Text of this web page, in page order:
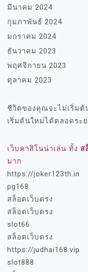
มีนาคม 2024
กุมภาพันธ์ 2024
มกราคม 2024
ธันวาคม 2023
พฤศจิกายน 2023
ตุลาคม 2023
ชีวิตของคุณจะไม่เริ่ม
เริ่มต้นใหม่ได้ตลอดระย
เว็บคาสิโนน่าเล่น ทั้ง ส
มาก
https://joker123th.in
pg168
สล็อตเว็บตรง
สล็อตเว็บตรง
slot66
สล็อตเว็บตรง
https://judhai168.vip
slot888